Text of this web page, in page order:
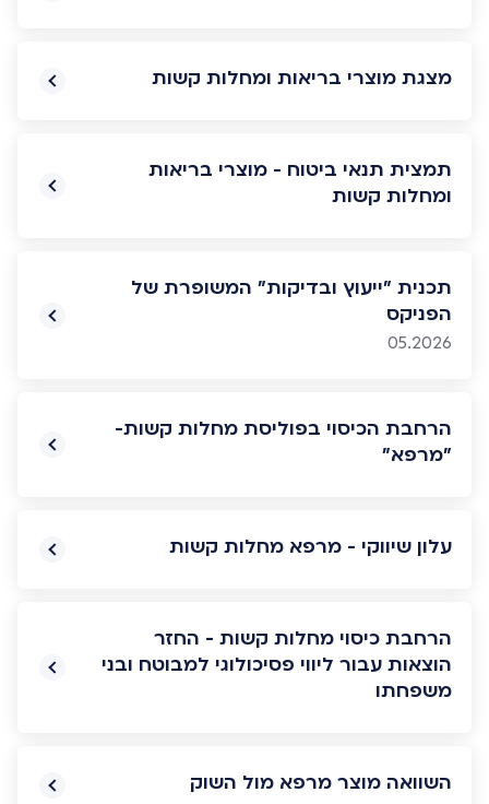
מצגת מוצרי בריאות ומחלות קשות
תמצית תנאי ביטוח - מוצרי בריאות
ומחלות קשות
תכנית "ייעוץ ובדיקות" המשופרת של
הפניקס
05.2026
הרחבת הכיסוי בפוליסת מחלות קשות-
"מרפא"
עלון שיווקי - מרפא מחלות קשות
הרחבת כיסוי מחלות קשות - החזר
הוצאות עבור ליווי פסיכולוגי למבוטח ובני
משפחתו
השוואה מוצר מרפא מול השוק